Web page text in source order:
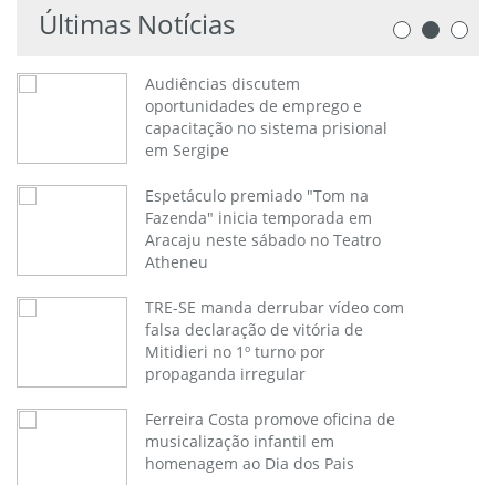
Últimas Notícias
Audiências discutem
oportunidades de emprego e
capacitação no sistema prisional
em Sergipe
Espetáculo premiado "Tom na
Fazenda" inicia temporada em
Aracaju neste sábado no Teatro
Atheneu
TRE-SE manda derrubar vídeo com
falsa declaração de vitória de
Mitidieri no 1º turno por
propaganda irregular
Ferreira Costa promove oficina de
musicalização infantil em
homenagem ao Dia dos Pais